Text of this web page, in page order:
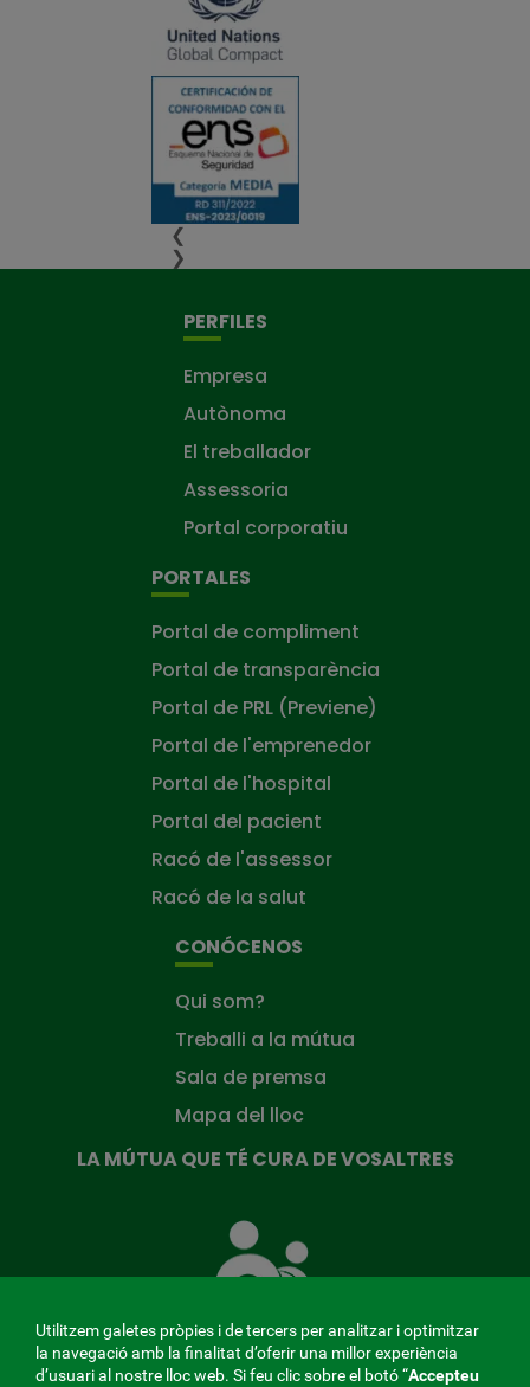
❮
❯
PERFILES
Empresa
Autònoma
El treballador
Assessoria
Portal corporatiu
PORTALES
Portal de compliment
Portal de transparència
Portal de PRL (Previene)
Portal de l'emprenedor
Portal de l'hospital
Portal del pacient
Racó de l'assessor
Racó de la salut
CONÓCENOS
Qui som?
Treballi a la mútua
Sala de premsa
Mapa del lloc
LA MÚTUA QUE TÉ CURA DE VOSALTRES
Mútua
que
de
tu
Utilitzem galetes pròpies i de tercers per analitzar i optimitzar
la navegació amb la finalitat d’oferir una millor experiència
d’usuari al nostre lloc web. Si feu clic sobre el botó “Accepteu